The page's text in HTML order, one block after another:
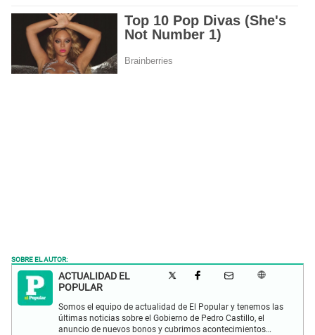
SOBRE EL AUTOR:
ACTUALIDAD EL
POPULAR
Somos el equipo de actualidad de El Popular y tenemos las
últimas noticias sobre el Gobierno de Pedro Castillo, el
anuncio de nuevos bonos y cubrimos acontecimientos